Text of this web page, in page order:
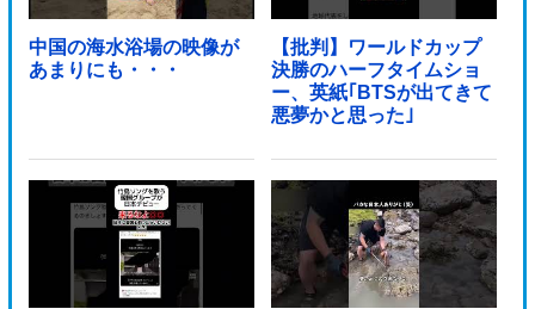
中国の海水浴場の映像が
あまりにも・・・
【批判】ワールドカップ
決勝のハーフタイムショ
ー、英紙｢BTSが出てきて
悪夢かと思った｣